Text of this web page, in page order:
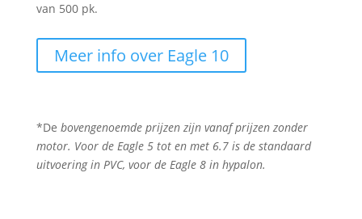
van 500 pk.
Meer info over Eagle 10
*De bovengenoemde prijzen zijn vanaf prijzen zonder
motor. Voor de Eagle 5 tot en met 6.7 is de standaard
uitvoering in PVC, voor de Eagle 8 in hypalon.